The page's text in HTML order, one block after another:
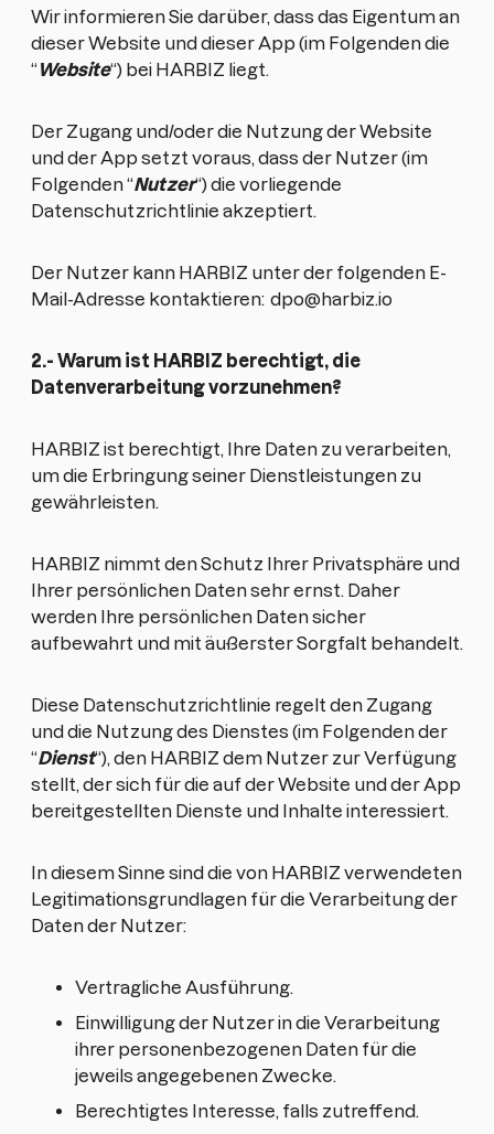
Wir informieren Sie darüber, dass das Eigentum an
dieser Website und dieser App (im Folgenden die
“Website“) bei HARBIZ liegt.
Der Zugang und/oder die Nutzung der Website
und der App setzt voraus, dass der Nutzer (im
Folgenden “Nutzer“) die vorliegende
Datenschutzrichtlinie akzeptiert.
Der Nutzer kann HARBIZ unter der folgenden E-
Mail-Adresse kontaktieren: dpo@harbiz.io
2.- Warum ist HARBIZ berechtigt, die
Datenverarbeitung vorzunehmen?
HARBIZ ist berechtigt, Ihre Daten zu verarbeiten,
um die Erbringung seiner Dienstleistungen zu
gewährleisten.
HARBIZ nimmt den Schutz Ihrer Privatsphäre und
Ihrer persönlichen Daten sehr ernst. Daher
werden Ihre persönlichen Daten sicher
aufbewahrt und mit äußerster Sorgfalt behandelt.
Diese Datenschutzrichtlinie regelt den Zugang
und die Nutzung des Dienstes (im Folgenden der
“Dienst“), den HARBIZ dem Nutzer zur Verfügung
stellt, der sich für die auf der Website und der App
bereitgestellten Dienste und Inhalte interessiert.
In diesem Sinne sind die von HARBIZ verwendeten
Legitimationsgrundlagen für die Verarbeitung der
Daten der Nutzer:
Vertragliche Ausführung.
Einwilligung der Nutzer in die Verarbeitung
ihrer personenbezogenen Daten für die
jeweils angegebenen Zwecke.
Berechtigtes Interesse, falls zutreffend.